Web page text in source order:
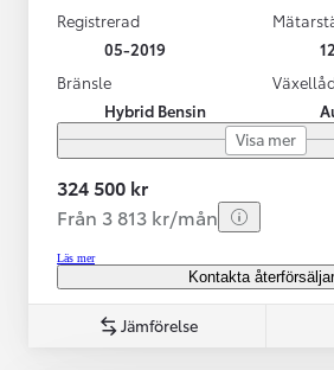
Registrerad
05-2019
Bränsle
Hybrid Bensin
Visa mer
324 500 kr
Från 3 813 kr/mån
Läs mer
Kontakta
Jämförelse